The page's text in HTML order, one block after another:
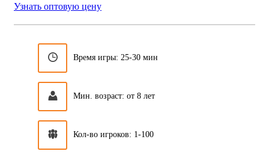
Узнать оптовую цену
Время игры: 25-30 мин
Мин. возраст: от 8 лет
Кол-во игроков: 1-100